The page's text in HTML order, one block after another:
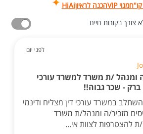
מנוי VIP הכנה לראיוןHiAi
צורך בקורות חיים
לפני יום
ומנהל /ת משרד למשרד עורכי
ברק - שכר גבוה!!
במשרד עורכי דין מצליח ודינמי
מזכיר/ה ומנהל/ת משרד
ת להצטרפות לצוות אי...